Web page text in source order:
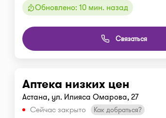
Обновлено: 10 мин. назад
Связаться
Аптека низких цен
Астана, ул. Илияса Омарова, 27
Сейчас закрыто
Как добраться?